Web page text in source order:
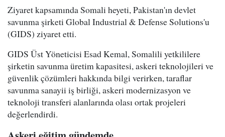
Ziyaret kapsamında Somali heyeti, Pakistan'ın devlet
savunma şirketi Global Industrial & Defense Solutions'u
(GIDS) ziyaret etti.
GIDS Üst Yöneticisi Esad Kemal, Somalili yetkililere
şirketin savunma üretim kapasitesi, askeri teknolojileri ve
güvenlik çözümleri hakkında bilgi verirken, taraflar
savunma sanayii iş birliği, askeri modernizasyon ve
teknoloji transferi alanlarında olası ortak projeleri
değerlendirdi.